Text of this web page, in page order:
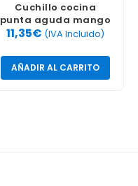
Cuchillo cocina
punta aguda mango
negro 15cm
11,35€ (IVA Incluido)
AÑADIR AL CARRITO